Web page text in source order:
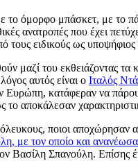
όμορφο μπάσκετ, με το
ανατροπές που έχει
τους ειδικούς ως
μαζί του εκθειάζοντας
αυτός είναι ο Ιταλός
Ευρώπη, κατάφεραν να
το αποκάλεσαν
ποιοι
με τον οποίο και
Βασίλη Σπανούλη.